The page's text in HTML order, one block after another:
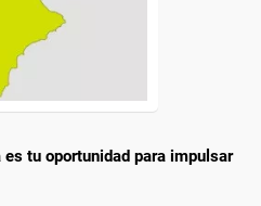
tu oportunidad para impulsar